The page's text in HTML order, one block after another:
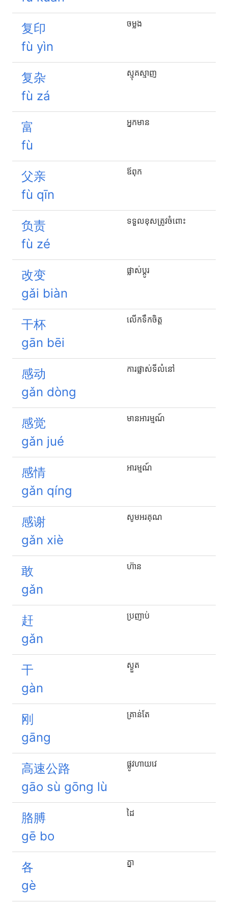
复印
fù yìn
ចម្លង
复杂
fù zá
ស្មុគស្មាញ
富
fù
អ្នកមាន
父亲
fù qīn
ឪពុក
负责
fù zé
ទទួលខុសត្រូវ​ចំពោះ
改变
gǎi biàn
ផ្លាស់ប្តូរ
干杯
gān bēi
លើកទឹកចិត្ត
感动
gǎn dòng
ការផ្លាស់ទីលំនៅ
感觉
gǎn jué
មានអារម្មណ៍
感情
gǎn qíng
អារម្មណ៍
感谢
gǎn xiè
សូមអរគុណ
敢
gǎn
ហ៊ាន
赶
gǎn
ប្រញាប់
干
gàn
ស្ងួត
刚
gāng
គ្រាន់តែ
高速公路
gāo sù gōng lù
ផ្លូវហាយវេ
胳膊
gē bo
ដៃ
各
gè
គ្នា